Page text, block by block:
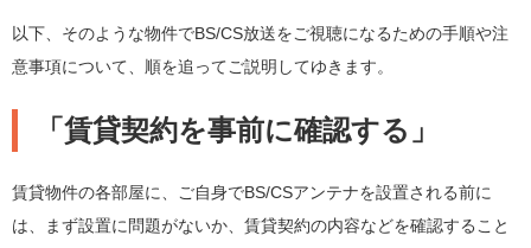
以下、そのような物件でBS/CS放送をご視聴になるための手順や注
意事項について、順を追ってご説明してゆきます。
「賃貸契約を事前に確認する」
賃貸物件の各部屋に、ご自身でBS/CSアンテナを設置される前に
は、まず設置に問題がないか、賃貸契約の内容などを確認すること